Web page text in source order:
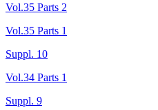
Vol.35 Parts 2
Vol.35 Parts 1
Suppl. 10
Vol.34 Parts 1
Suppl. 9